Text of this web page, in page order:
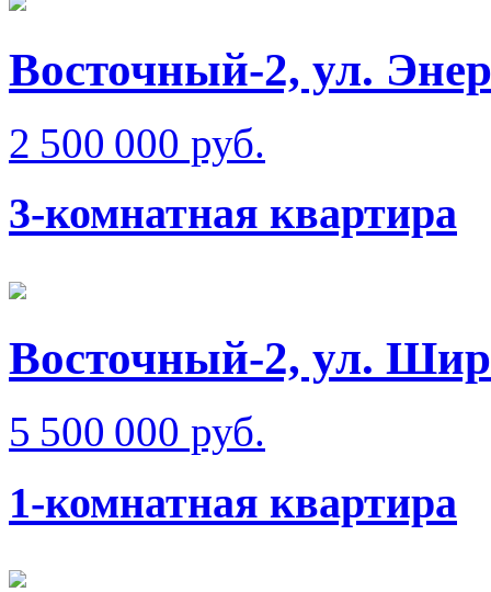
Восточный-2, ул.
2 500 000 руб.
3-комнатная квартира
Восточный-2, ул.
5 500 000 руб.
1-комнатная квартира